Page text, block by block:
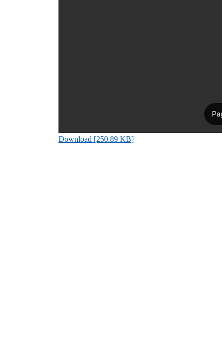
Download [250.89 KB]